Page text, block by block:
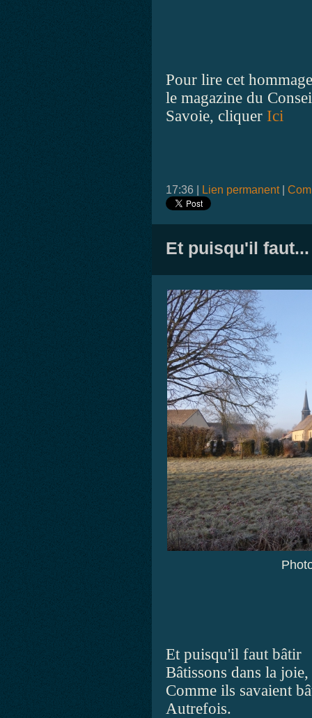
Pour lire cet
le magazine du
Savoie, cliquer Ici
17:36 | Lien permanent|
Et puisqu'il faut...
Et puisqu'il faut bâtir
Bâtissons dans la joie,
Comme ils savaient
Autrefois.